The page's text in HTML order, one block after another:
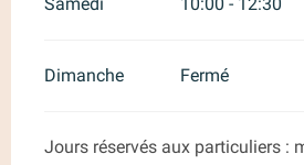
Dimanche Fermé
Jours réservés aux particuliers :